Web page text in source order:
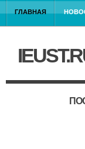
ГЛАВНАЯ